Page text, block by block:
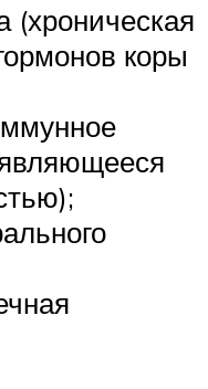
(хроническая
коры